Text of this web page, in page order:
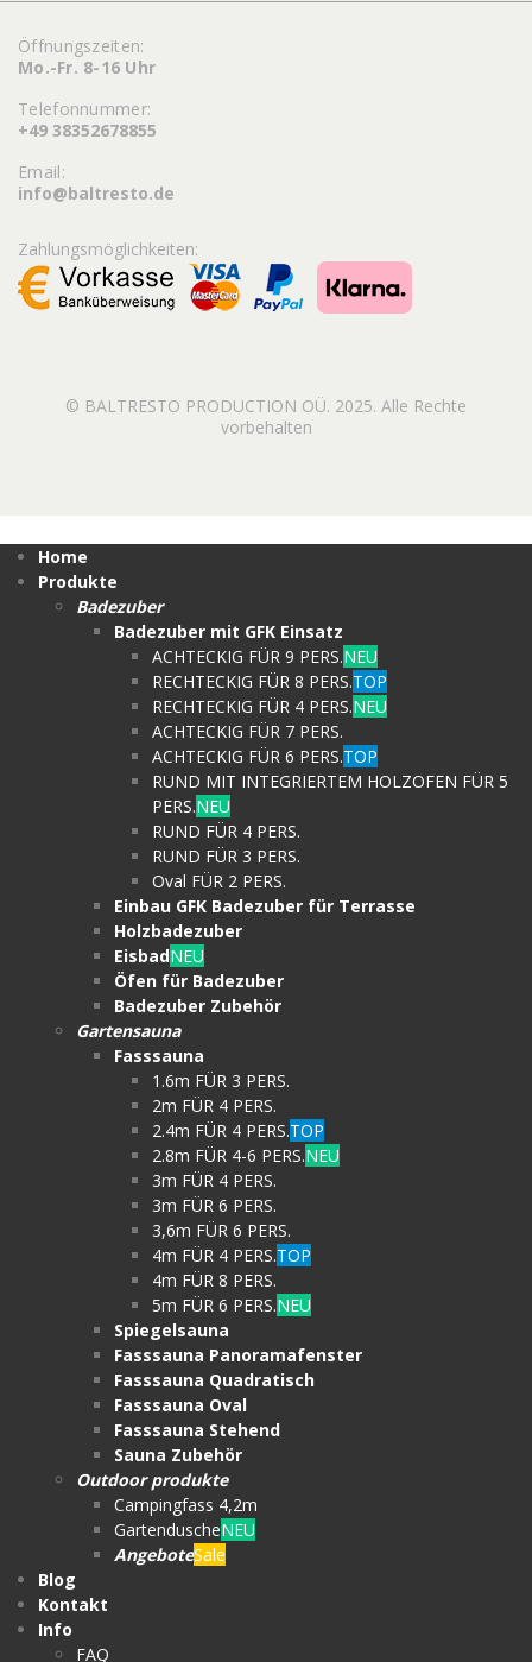
Öffnungszeiten:
Mo.-Fr. 8-16 Uhr
Telefonnummer:
+49 38352678855
Email:
info@baltresto.de
Zahlungsmöglichkeiten:
© BALTRESTO PRODUCTION OÜ. 2025. Alle Rechte
vorbehalten
Home
Produkte
Badezuber
Badezuber mit GFK Einsatz
ACHTECKIG FÜR 9 PERS.NEU
RECHTECKIG FÜR 8 PERS.TOP
RECHTECKIG FÜR 4 PERS.NEU
ACHTECKIG FÜR 7 PERS.
ACHTECKIG FÜR 6 PERS.TOP
RUND MIT INTEGRIERTEM HOLZOFEN FÜR 5
PERS.NEU
RUND FÜR 4 PERS.
RUND FÜR 3 PERS.
Oval FÜR 2 PERS.
Einbau GFK Badezuber für Terrasse
Holzbadezuber
EisbadNEU
Öfen für Badezuber
Badezuber Zubehör
Gartensauna
Fasssauna
1.6m FÜR 3 PERS.
2m FÜR 4 PERS.
2.4m FÜR 4 PERS.TOP
2.8m FÜR 4-6 PERS.NEU
3m FÜR 4 PERS.
3m FÜR 6 PERS.
3,6m FÜR 6 PERS.
4m FÜR 4 PERS.TOP
4m FÜR 8 PERS.
5m FÜR 6 PERS.NEU
Spiegelsauna
Fasssauna Panoramafenster
Fasssauna Quadratisch
Fasssauna Oval
Fasssauna Stehend
Sauna Zubehör
Outdoor produkte
Campingfass 4,2m
GartenduscheNEU
AngeboteSale
Blog
Kontakt
Info
FAQ